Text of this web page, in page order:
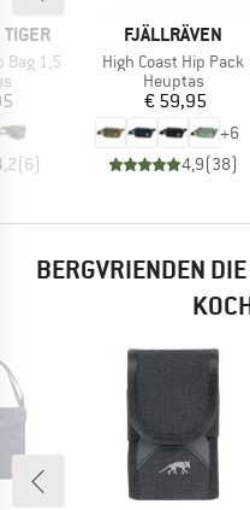
Bag 1,5
(6)
MERK
FJÄLLRÄVEN
Artikel
High Coast Hip Pack
Productgroep
Heuptas
Prijs
€ 59,95
+6
4,9(38)
BERGVRIENDEN